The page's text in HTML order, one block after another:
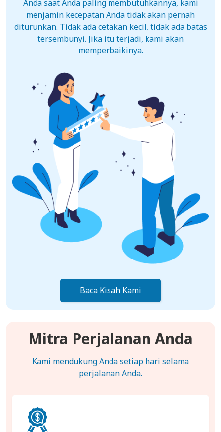
Anda saat Anda paling membutuhkannya, kami
menjamin kecepatan Anda tidak akan pernah
diturunkan. Tidak ada cetakan kecil, tidak ada batas
tersembunyi. Jika itu terjadi, kami akan
memperbaikinya.
Baca Kisah Kami
Mitra Perjalanan Anda
Kami mendukung Anda setiap hari selama
perjalanan Anda.